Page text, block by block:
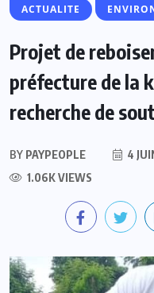
ACTUALITE
Projet de
préfecture de la
recherche de
BY PAYPEOPLE 4
1.06K VIEWS